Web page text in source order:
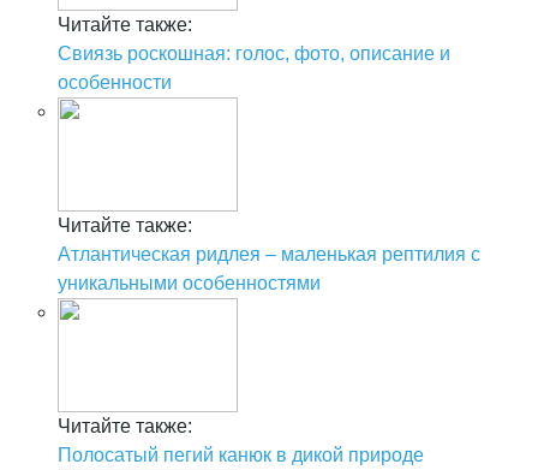
Читайте также:
Свиязь роскошная: голос, фото, описание и
особенности
Читайте также:
Атлантическая ридлея – маленькая рептилия с
уникальными особенностями
Читайте также:
Полосатый пегий канюк в дикой природе